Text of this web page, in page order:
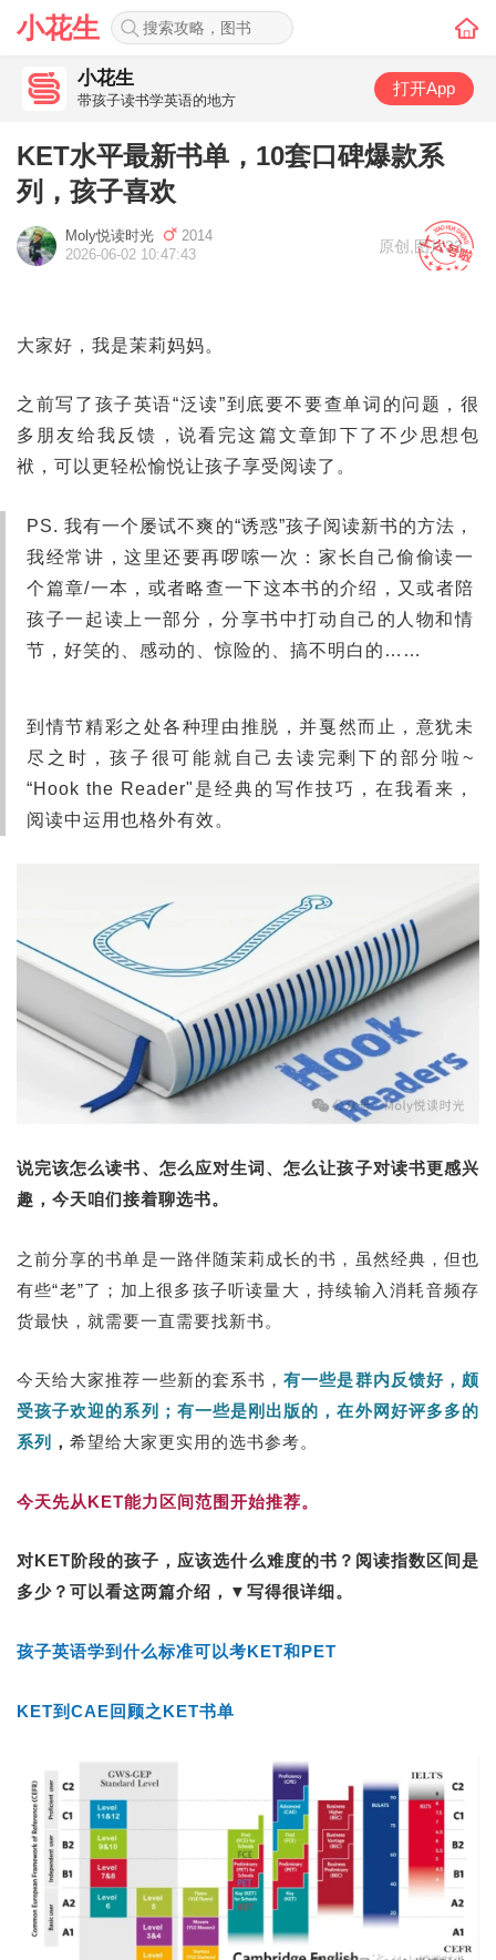
小花生
小花生
带孩子读书学英语的地方
打开App
KET水平最新书单，10套口碑爆款系
列，孩子喜欢
Moly悦读时光
2014
2026-06-02 10:47:43
原创 图片33
大家好，我是茉莉妈妈。
之前写了孩子英语“泛读”到底要不要查单词的问题，很
多朋友给我反馈，说看完这篇文章卸下了不少思想包
袱，可以更轻松愉悦让孩子享受阅读了。
PS. 我有一个屡试不爽的“诱惑”孩子阅读新书的方法，
我经常讲，这里还要再啰嗦一次：家长自己偷偷读一
个篇章/一本，或者略查一下这本书的介绍，又或者陪
孩子一起读上一部分，分享书中打动自己的人物和情
节，好笑的、感动的、惊险的、搞不明白的……
到情节精彩之处各种理由推脱，并戛然而止，意犹未
尽之时，孩子很可能就自己去读完剩下的部分啦~
“Hook the Reader"是经典的写作技巧，在我看来，
阅读中运用也格外有效。
说完该怎么读书、怎么应对生词、怎么让孩子对读书更感兴
趣，今天咱们接着聊选书。
之前分享的书单是一路伴随茉莉成长的书，虽然经典，但也
有些“老”了；加上很多孩子听读量大，持续输入消耗音频存
货最快，就需要一直需要找新书。
今天给大家推荐一些新的套系书，有一些是群内反馈好，颇
受孩子欢迎的系列；有一些是刚出版的，在外网好评多多的
系列 ， 希望给大家更实用的选书参考。
今天先从KET能力区间范围开始推荐。
对KET阶段的孩子，应该选什么难度的书？阅读指数区间是
多少？可以看这两篇介绍，▼写得很详细。
孩子英语学到什么标准可以考KET和PET
KET到CAE回顾之KET书单